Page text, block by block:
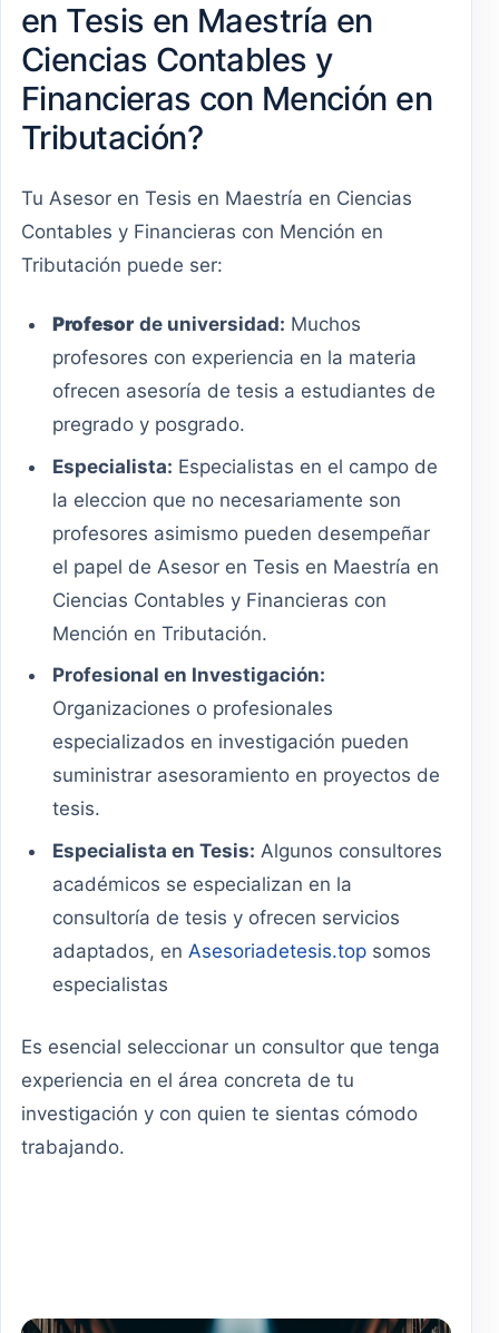
en Tesis en Maestría en
Ciencias Contables y
Financieras con Mención en
Tributación?
Tu Asesor en Tesis en Maestría en Ciencias
Contables y Financieras con Mención en
Tributación puede ser:
Profesor de universidad: Muchos
profesores con experiencia en la materia
ofrecen asesoría de tesis a estudiantes de
pregrado y posgrado.
Especialista: Especialistas en el campo de
la eleccion que no necesariamente son
profesores asimismo pueden desempeñar
el papel de Asesor en Tesis en Maestría en
Ciencias Contables y Financieras con
Mención en Tributación.
Profesional en Investigación:
Organizaciones o profesionales
especializados en investigación pueden
suministrar asesoramiento en proyectos de
tesis.
Especialista en Tesis: Algunos consultores
académicos se especializan en la
consultoría de tesis y ofrecen servicios
adaptados, enAsesoriadetesis.top somos
especialistas
Es esencial seleccionar un consultor que tenga
experiencia en el área concreta de tu
investigación y con quien te sientas cómodo
trabajando.